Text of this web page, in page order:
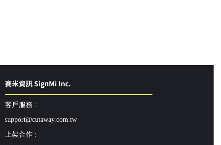
賽米資訊 SignMi Inc.
客戶服務 :
support@cutaway.com.tw
上架合作 :